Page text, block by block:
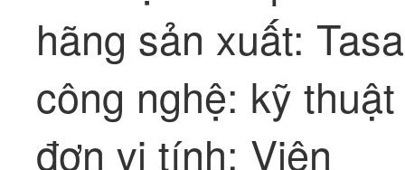
hãng sản xuất:
công nghệ: kỹ
đơn vị tính: Viên